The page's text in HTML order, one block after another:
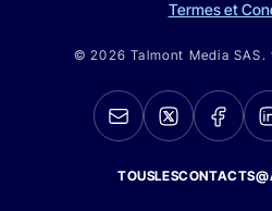
Termes et
© 2026 Talmont Media